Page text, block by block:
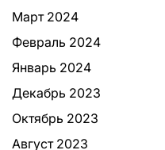
Март 2024
Февраль 2024
Январь 2024
Декабрь 2023
Октябрь 2023
Август 2023